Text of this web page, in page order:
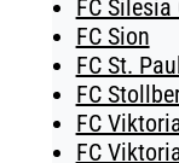
FC
FC Sion
FC St.
FC
FC
FC